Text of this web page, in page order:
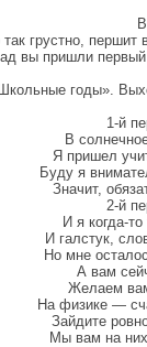
грустно,
вы пришли
годы».
1-й
В
Я пришел
Буду я
Значит,
2-й
И я когда-
И галстук,
Но мне
А вам
Желаем
На физике —
Зайдите
Мы вам на